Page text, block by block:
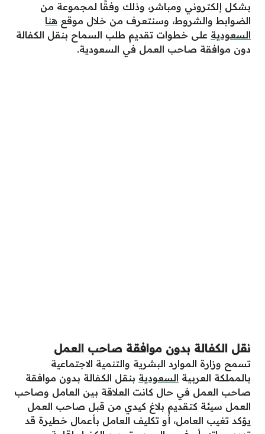
بشكل إلكتروني ومباشر، وذلك وفقًا لمجموعة من
الضوابط والشروط، وسنتعرف من خلال موقع هنا
السعودية على خطوات تقديم طلب السماح بنقل الكفالة
دون موافقة صاحب العمل في السعودية.
نقل الكفالة بدون موافقة صاحب العمل
تسمح وزارة الموارد البشرية والتنمية الاجتماعية
بالمملكة العربية السعودية بنقل الكفالة بدون موافقة
صاحب العمل في حال كانت العلاقة بين العامل وصاحب
العمل سيئة كتقديم بلاغ كيدي من قبل صاحب العمل
يؤكد تغيب العامل، أو تكليف العامل بأعمال خطيرة قد